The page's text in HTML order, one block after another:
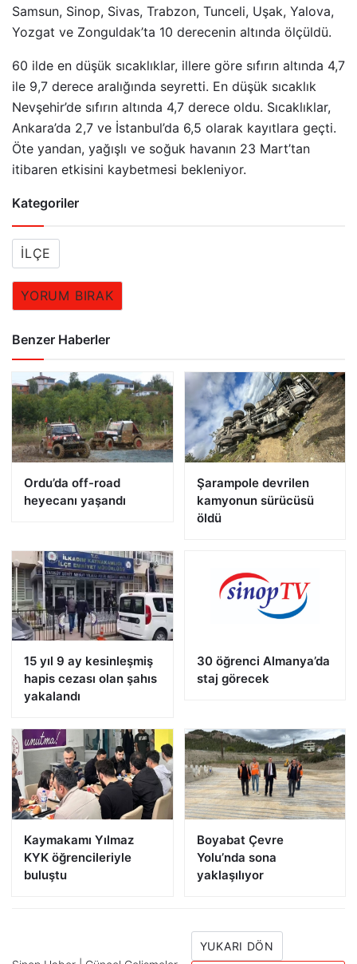
Samsun, Sinop, Sivas, Trabzon, Tunceli, Uşak, Yalova,
Yozgat ve Zonguldak’ta 10 derecenin altında ölçüldü.
60 ilde en düşük sıcaklıklar, illere göre sıfırın altında 4,7
ile 9,7 derece aralığında seyretti. En düşük sıcaklık
Nevşehir’de sıfırın altında 4,7 derece oldu. Sıcaklıklar,
Ankara’da 2,7 ve İstanbul’da 6,5 olarak kayıtlara geçti.
Öte yandan, yağışlı ve soğuk havanın 23 Mart’tan
itibaren etkisini kaybetmesi bekleniyor.
Kategoriler
İLÇE
YORUM BIRAK
Benzer Haberler
Ordu’da off-road
heyecanı yaşandı
Şarampole devrilen
kamyonun sürücüsü
öldü
15 yıl 9 ay kesinleşmiş
hapis cezası olan şahıs
yakalandı
30 öğrenci Almanya’da
staj görecek
Kaymakamı Yılmaz
KYK öğrencileriyle
buluştu
Boyabat Çevre
Yolu’nda sona
yaklaşılıyor
YUKARI DÖN